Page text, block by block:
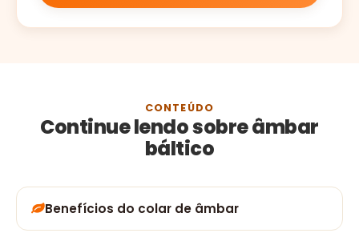
CONTEÚDO
Continue lendo sobre âmbar
báltico
Benefícios do colar de âmbar